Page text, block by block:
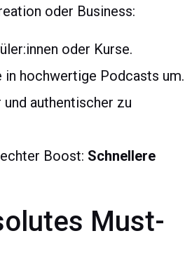
oder Business:
oder Kurse.
hochwertige Podcasts um.
authentischer zu
Boost: Schnellere
Must-